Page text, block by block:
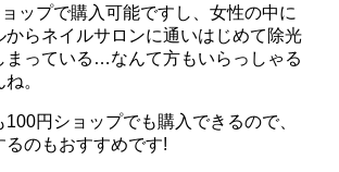
ップで購入可能ですし、女性の中に
からネイルサロンに通いはじめて除光
まっている…なんて方もいらっしゃる
。
円ショップでも購入できるので、
るのもおすすめです!